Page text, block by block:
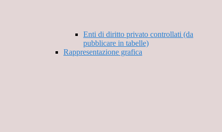
Enti di diritto privato controllati (da
pubblicare in tabelle)
Rappresentazione grafica